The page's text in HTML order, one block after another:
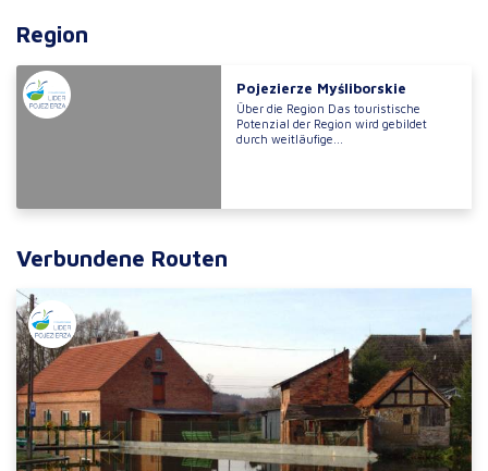
Region
Pojezierze Myśliborskie
Über die Region Das touristische
Potenzial der Region wird gebildet
durch weitläufige...
Verbundene Routen